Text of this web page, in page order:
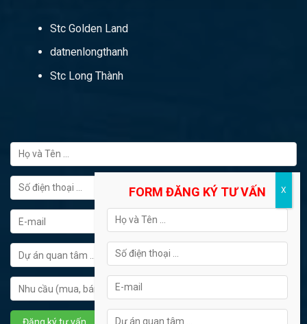
Stc Golden Land
datnenlongthanh
Stc Long Thành
FORM ĐĂNG KÝ TƯ VẤN